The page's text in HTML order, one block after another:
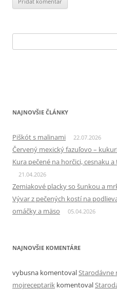
NAJNOVŠIE ČLÁNKY
Piškót s malinami 22.07.2026
Červený mexický fazuľovo –
Kura pečené na horčici, cesnaku
21.04.2026
Zemiakové placky so šunkou a
Vývar z pečených kostí na
omáčky a mäso
05.04.2026
NAJNOVŠIE KOMENTÁRE
vybusna komentovalStarodávne
mojreceptarik komentoval